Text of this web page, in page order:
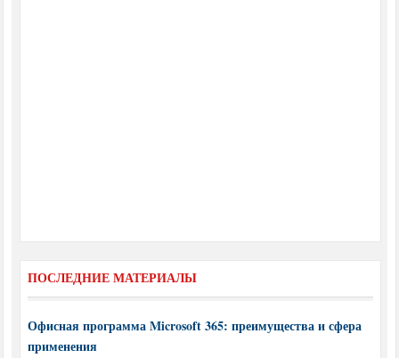
ПОСЛЕДНИЕ МАТЕРИАЛЫ
Офисная программа Microsoft 365: преимущества и сфера
применения